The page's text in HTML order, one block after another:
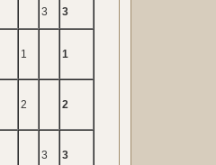
3 3
1 1
2 2
3 3